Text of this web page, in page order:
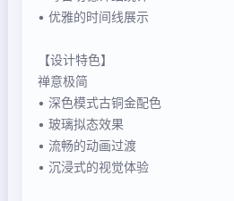
• 优雅的时间线展示
【设计特色】
禅意极简
• 深色模式古铜金配色
• 玻璃拟态效果
• 流畅的动画过渡
• 沉浸式的视觉体验